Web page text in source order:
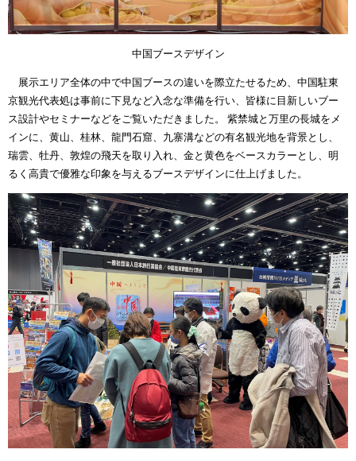
中国ブースデザイン
展示エリア全体の中で中国ブースの違いを際立たせるため、中国駐東
京観光代表処は事前に下見など入念な準備を行い、皆様に目新しいブー
ス設計やセミナーなどをご覧いただきました。 紫禁城と万里の長城をメ
インに、黄山、桂林、龍門石窟、九寨溝などの有名観光地を背景とし、
瑞雲、牡丹、敦煌の飛天を取り入れ、金と黄色をベースカラーとし、明
るく高貴で優雅な印象を与えるブースデザインに仕上げました。